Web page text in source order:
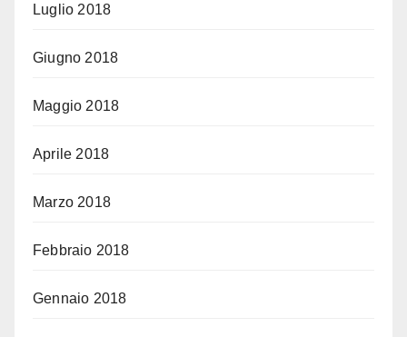
Luglio 2018
Giugno 2018
Maggio 2018
Aprile 2018
Marzo 2018
Febbraio 2018
Gennaio 2018